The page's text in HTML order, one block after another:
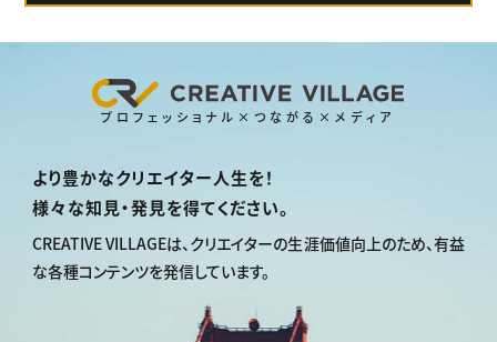
プロフェッショナル×つながる×メディア
より豊かなクリエイター人生を！
様々な知見・発見を得てください。
CREATIVE VILLAGEは、クリエイターの生涯価値向上のため、有益
な各種コンテンツを発信しています。